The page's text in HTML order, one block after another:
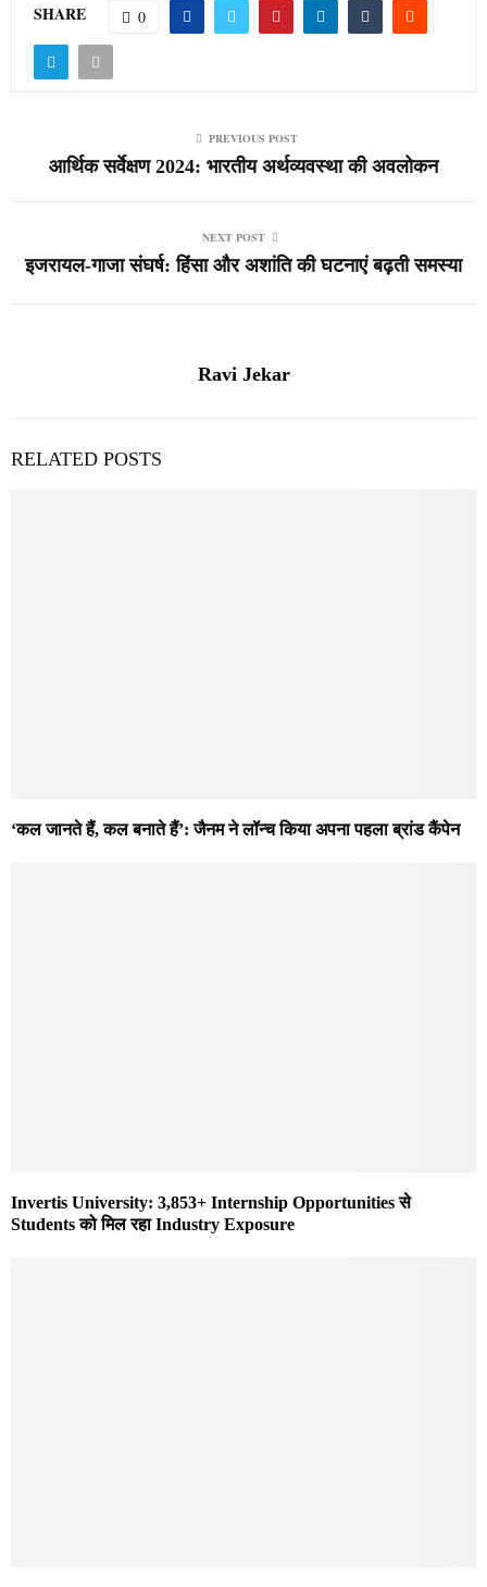
SHARE 0
PREVIOUS POST
आर्थिक सर्वेक्षण 2024: भारतीय अर्थव्यवस्था की अवलोकन
NEXT POST
इजरायल-गाजा संघर्ष: हिंसा और अशांति की घटनाएं बढ़ती समस्या
Ravi Jekar
RELATED POSTS
‘कल जानते हैं, कल बनाते हैं’: जैनम ने लॉन्च किया अपना पहला ब्रांड कैंपेन
Invertis University: 3,853+ Internship Opportunities से
Students को मिल रहा Industry Exposure